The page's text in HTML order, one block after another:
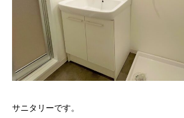
サニタリーです。